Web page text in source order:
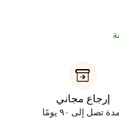
إرجاع مجاني
تصل إلى ٩٠ يومًا